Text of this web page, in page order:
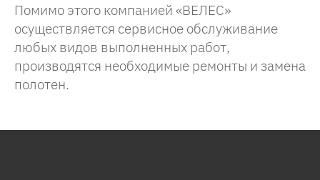
Помимо этого компанией «ВЕЛЕС»
осуществляется сервисное обслуживание
любых видов выполненных работ,
производятся необходимые ремонты и замена
полотен.